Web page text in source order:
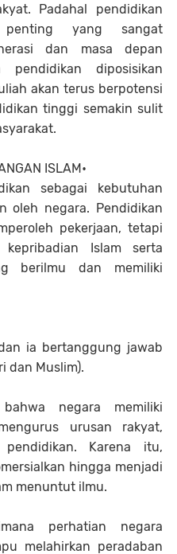
Padahal pendidikan
penting yang sangat
dan masa depan
pendidikan diposisikan
akan terus berpotensi
tinggi semakin sulit
ISLAM•
sebagai kebutuhan
oleh negara. Pendidikan
pekerjaan, tetapi
Islam serta
berilmu dan memiliki
ia bertanggung jawab
dan Muslim).
negara memiliki
urusan rakyat,
Karena itu,
hingga menjadi
menuntut ilmu.
perhatian negara
melahirkan peradaban